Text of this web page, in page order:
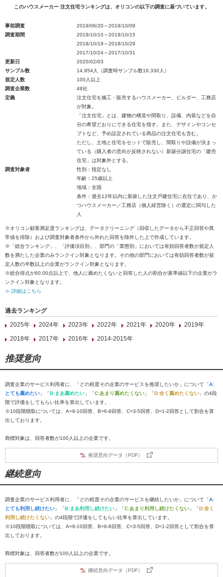
このハウスメーカー 注文住宅ランキングは、オリコンの以下の調査に基づいています。
事前調査
2019/06/20～2019/10/09
調査期間
2019/10/10～2019/10/15
2018/10/19～2018/10/29
2017/10/24～2017/10/31
更新日
2020/02/03
サンプル数
14,954人（調査時サンプル数16,330人）
規定人数
100人以上
調査企業数
48社
定義
注文住宅を施工・販売するハウスメーカー、ビルダー、工務店
が対象。
「注文住宅」とは、建物の構造や間取り、設備、内装などを自
分の希望どおりにできる住宅を指す。また、デザインやコンセ
プトなど、予め設定されている商品の注文住宅も含む。
ただし、土地と住宅をセットで販売し、間取りや設備が決まっ
ている（購入者の意向が反映されない）新築分譲住宅の「建売
住宅」は対象外とする。
調査対象者
性別：指定なし
年齢：25歳以上
地域：全国
条件：過去12年以内に新築した注文戸建住宅に在住であり、か
つハウスメーカー／工務店（個人経営除く）の選定に関与した
人
※オリコン顧客満足度ランキングは、データクリーニング（回収したデータから不正回答や異
常値を排除）および調査対象者条件から外れた回答を除外した上で作成しています。
※「総合ランキング」、「評価項目別」、部門の「業態別」においては有効回答者数が規定人
数を満たした企業のみランクイン対象となります。その他の部門においては有効回答者数が規
定人数の半数以上の企業がランクイン対象となります。
※総合得点が60.00点以上で、他人に薦めたくないと回答した人の割合が基準値以下の企業がラ
ンクイン対象となります。
≫ 詳細はこちら
過去ランキング
2025年
2024年 2023年 2022年 2021年 2020年
2019年
2018年
2017年 2016年 2014-2015年
推奨意向
調査企業のサービス利用者に、「どの程度その企業のサービスを推奨したいか」について「A:
とても薦めたい 」「B:まあ薦めたい 」「C:あまり薦めたくない 」「D:全く薦めたくない 」の4段
階で評価をしてもらい比率を算出しています。
※10段階聴取については、A=9-10回答、B=6-8回答、C=3-5回答、D=1-2回答として割合を算
出しております。
商標対象は、回答者数が100人以上の企業です。
推奨意向データ（PDF）
継続意向
調査企業のサービス利用者に、「どの程度その企業のサービスを継続したいか」について「A:
とても利用し続けたい 」「B:まあ利用し続けたい 」「C:あまり利用し続けたくない 」「D:全く
利用し続けたくない 」の4段階で評価をしてもらい比率を算出しています。
※10段階聴取については、A=9-10回答、B=6-8回答、C=3-5回答、D=1-2回答として割合を算
出しております。
商標対象は、回答者数が100人以上の企業です。
継続意向データ（PDF）